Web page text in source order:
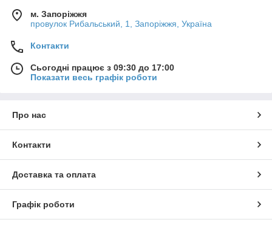
м. Запоріжжя
провулок Рибальський, 1, Запоріжжя, Україна
Контакти
Сьогодні працює з 09:30 до 17:00
Показати весь графік роботи
Про нас
Контакти
Доставка та оплата
Графік роботи